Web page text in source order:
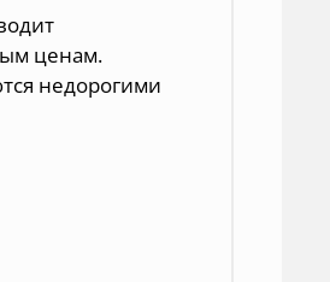
ценам.
недорогими